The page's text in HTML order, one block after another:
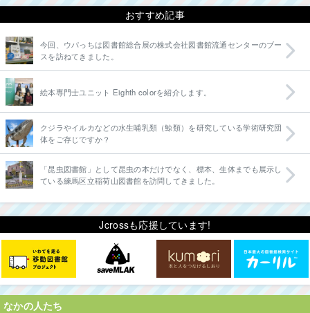
おすすめ記事
今回、ウパっちは図書館総合展の株式会社図書館流通センターのブー
スを訪ねてきました。
絵本専門士ユニット Eighth colorを紹介します。
クジラやイルカなどの水生哺乳類（鯨類）を研究している学術研究団
体をご存じですか？
「昆虫図書館」として昆虫の本だけでなく、標本、生体までも展示し
ている練馬区立稲荷山図書館を訪問してきました。
Jcrossも応援しています!
なかの人たち